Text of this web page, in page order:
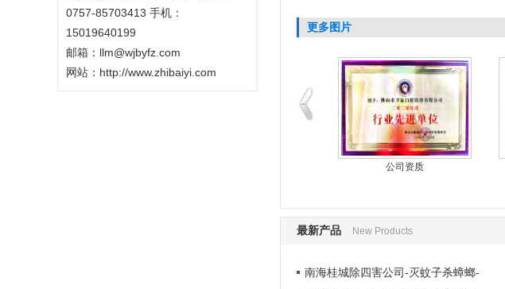
0757-85703413 手机：
15019640199
邮箱：llm@wjbyfz.com
网站： http://www.zhibaiyi.com
更多图片
公司资质
最新产品 New Products
南海桂城除四害公司-灭蚊子杀蟑螂-